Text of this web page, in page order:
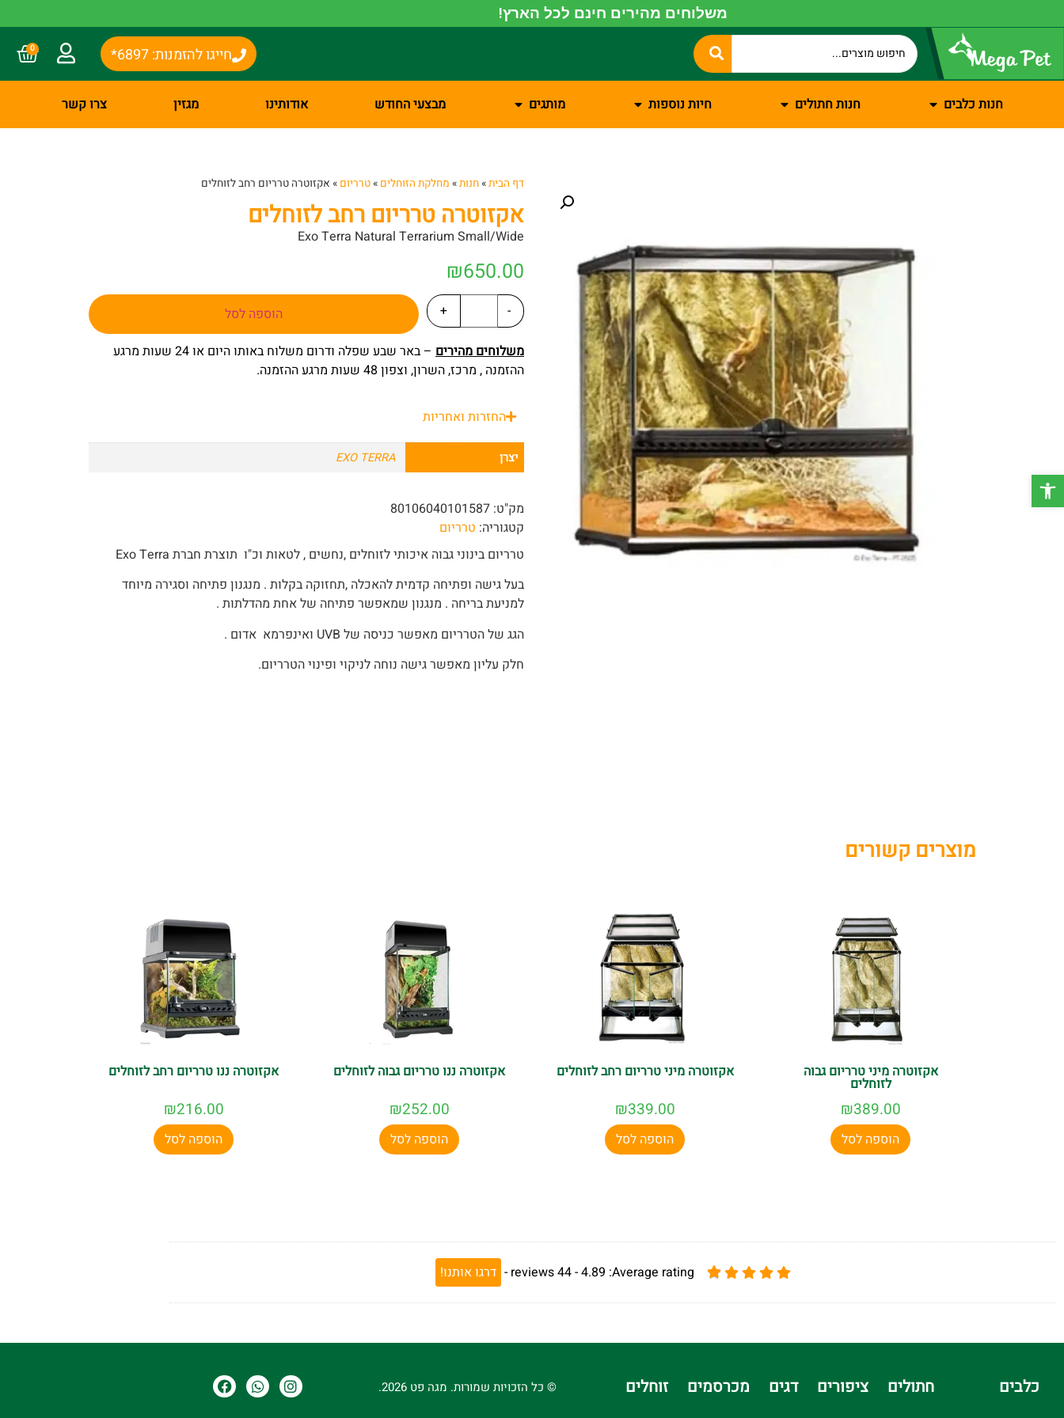
פתח סרגל נגישות
משלוחים מהירים חינם לכל הארץ!
חייגו להזמנות: 6897* 0
חנות כלבים חנות חתולים חיות נוספות מותגים מבצעי החודש אודותינו מגזין צרו קשר
דף הבית»חנות» מחלקת הזוחלים »טרריום » אקזוטרה טרריום רחב לזוחלים
אקזוטרה טרריום רחב לזוחלים
Exo Terra Natural Terrarium Small/Wide
₪650.00
-
+
הוספה לסל
משלוחים מהירים
– באר שבע שפלה ודרום משלוח באותו היום או 24 שעות מרגע
ההזמנה , מרכז, השרון, וצפון 48 שעות מרגע ההזמנה.
החזרות ואחריות
יצרן EXO TERRA
מק"ט: 80106040101587
קטגוריה: טרריום
טרריום בינוני גבוה איכותי לזוחלים ,נחשים , לטאות וכ"ו תוצרת חברת Exo Terra
בעל גישה ופתיחה קדמית להאכלה ,תחזוקה בקלות . מנגנון פתיחה וסגירה מיוחד
למניעת בריחה . מנגנון שמאפשר פתיחה של אחת מהדלתות .
הגג של הטרריום מאפשר כניסה של UVB ואינפרמא אדום .
חלק עליון מאפשר גישה נוחה לניקוי ופינוי הטרריום.
מוצרים קשורים
אקזוטרה מיני טרריום גבוה
לזוחלים
₪389.00
הוספה לסל
אקזוטרה מיני טרריום רחב לזוחלים
₪339.00
הוספה לסל
אקזוטרה ננו טרריום גבוה לזוחלים
₪252.00
הוספה לסל
אקזוטרה ננו טרריום רחב לזוחלים
₪216.00
הוספה לסל
Average rating:
4.89 -
44
reviews
- דרגו אותנו!
כלבים חתולים ציפורים דגים מכרסמים זוחלים © כל הזכויות שמורות. מגה פט 2026.